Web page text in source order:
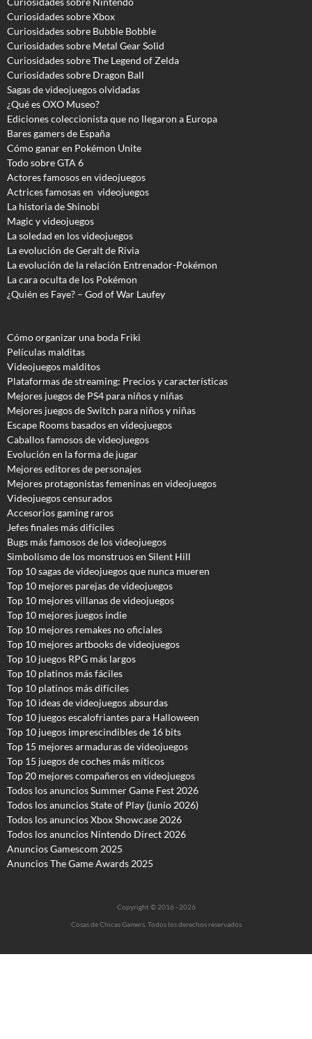
Curiosidades sobre Xbox
Curiosidades sobre Bubble Bobble
Curiosidades sobre Metal Gear Solid
Curiosidades sobre The Legend of Zelda
Curiosidades sobre Dragon Ball
Sagas de videojuegos olvidadas
¿Qué es OXO Museo?
Ediciones coleccionista que no llegaron a Europa
Bares gamers de España
Cómo ganar en Pokémon Unite
Todo sobre GTA 6
Actores famosos en videojuegos
Actrices famosas en videojuegos
La historia de Shinobi
Magic y videojuegos
La soledad en los videojuegos
La evolución de Geralt de Rivia
La evolución de la relación Entrenador-Pokémon
La cara oculta de los Pokémon
¿Quién es Faye? – God of War Laufey
Cómo organizar una boda Friki
Películas malditas
Videojuegos malditos
Plataformas de streaming: Precios y características
Mejores juegos de PS4 para niños y niñas
Mejores juegos de Switch para niños y niñas
Escape Rooms basados en videojuegos
Caballos famosos de videojuegos
Evolución en la forma de jugar
Mejores editores de personajes
Mejores protagonistas femeninas en videojuegos
Videojuegos censurados
Accesorios gaming raros
Jefes finales más difíciles
Bugs más famosos de los videojuegos
Simbolismo de los monstruos en Silent Hill
Top 10 sagas de videojuegos que nunca mueren
Top 10 mejores parejas de videojuegos
Top 10 mejores villanas de videojuegos
Top 10 mejores juegos indie
Top 10 mejores remakes no oficiales
Top 10 mejores artbooks de videojuegos
Top 10 juegos RPG más largos
Top 10 platinos más fáciles
Top 10 platinos más difíciles
Top 10 ideas de videojuegos absurdas
Top 10 juegos escalofriantes para Halloween
Top 10 juegos imprescindibles de 16 bits
Top 15 mejores armaduras de videojuegos
Top 15 juegos de coches más míticos
Top 20 mejores compañeros en videojuegos
Todos los anuncios Summer Game Fest 2026
Todos los anuncios State of Play (junio 2026)
Todos los anuncios Xbox Showcase 2026
Todos los anuncios Nintendo Direct 2026
Anuncios Gamescom 2025
Anuncios The Game Awards 2025
Copyright © 2016 - 2026
Cosas de Chicas Gamers. Todos los derechos reservados